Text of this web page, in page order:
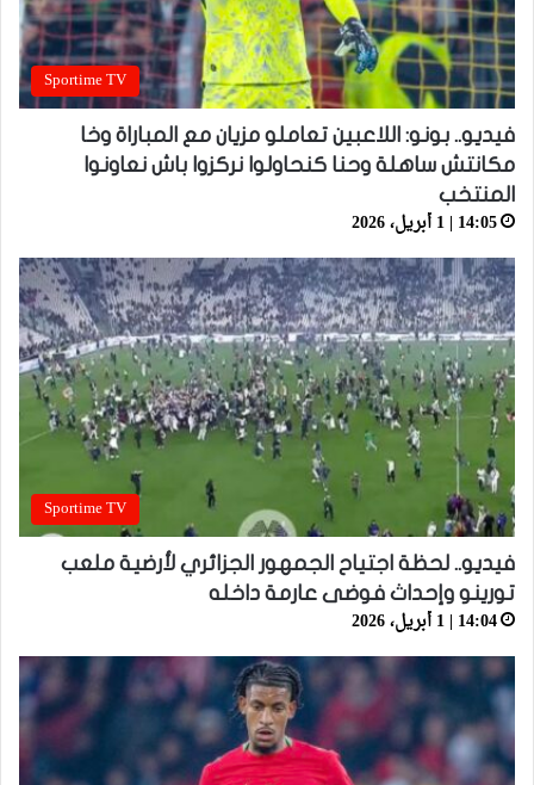
Sportime TV
فيديو.. بونو: اللاعبين تعاملو مزيان مع المباراة وخا
مكانتش ساهلة وحنا كنحاولوا نركزوا باش نعاونوا
المنتخب
14:05 | 1 أبريل، 2026
Sportime TV
فيديو.. لحظة اجتياح الجمهور الجزائري لأرضية ملعب
تورينو وإحداث فوضى عارمة داخله
14:04 | 1 أبريل، 2026